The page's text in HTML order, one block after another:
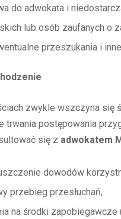
do adwokata i
lub osób zaufanych o
przeszukania i
zwykle wszczyna
trwania postępowania
się z adwokatem
dowodów
przebieg przesłuchań,
na środki